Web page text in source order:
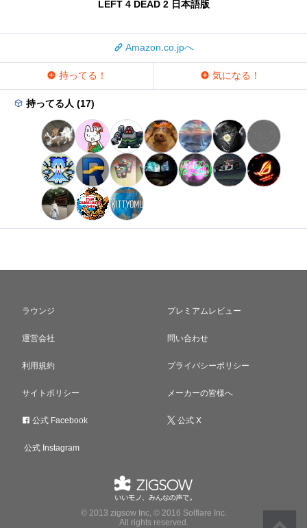
LEFT 4 DEAD 2 日本語版
Amazon.co.jpへ
持ってる！ 気になる！
持ってる人 (17)
ラウンジ プレミアムレビュー
運営会社 問い合わせ
利用規約 プライバシーポリシー
サイトポリシー メーカーの皆様へ
公式 Facebook 公式 X
公式 Instagram
© 2013 zigsow Inc, © 2016 Solflare Inc.
All rights reserved.